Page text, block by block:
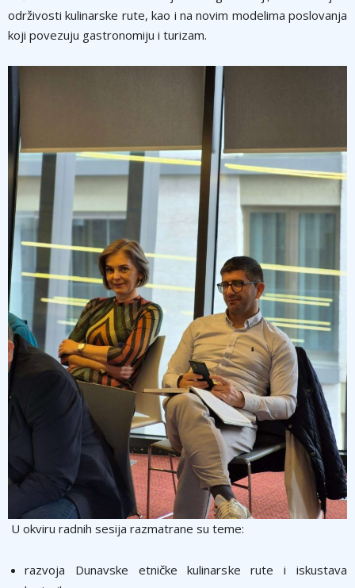
održivosti kulinarske rute, kao i na novim modelima poslovanja
koji povezuju gastronomiju i turizam.
U okviru radnih sesija razmatrane su teme:
razvoja Dunavske etničke kulinarske rute i iskustava